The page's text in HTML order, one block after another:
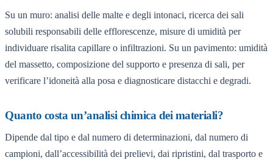
Su un muro: analisi delle malte e degli intonaci, ricerca dei sali
solubili responsabili delle efflorescenze, misure di umidità per
individuare risalita capillare o infiltrazioni. Su un pavimento: umidità
del massetto, composizione del supporto e presenza di sali, per
verificare l’idoneità alla posa e diagnosticare distacchi e degradi.
Quanto costa un’analisi chimica dei materiali?
Dipende dal tipo e dal numero di determinazioni, dal numero di
campioni, dall’accessibilità dei prelievi, dai ripristini, dal trasporto e